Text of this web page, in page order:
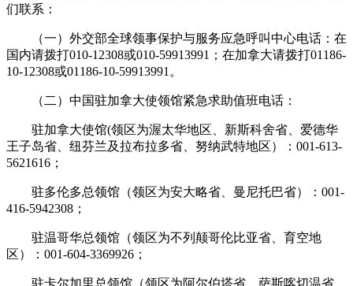
们联系：
（一）外交部全球领事保护与服务应急呼叫中心电话：在
国内请拨打010-12308或010-59913991；在加拿大请拨打01186-
10-12308或01186-10-59913991。
（二）中国驻加拿大使领馆紧急求助值班电话：
驻加拿大使馆(领区为渥太华地区、新斯科舍省、爱德华
王子岛省、纽芬兰及拉布拉多省、努纳武特地区）：001-613-
5621616；
驻多伦多总领馆（领区为安大略省、曼尼托巴省）：001-
416-5942308；
驻温哥华总领馆（领区为不列颠哥伦比亚省、育空地
区）：001-604-3369926；
驻卡尔加里总领馆（领区为阿尔伯塔省、萨斯喀切温省、